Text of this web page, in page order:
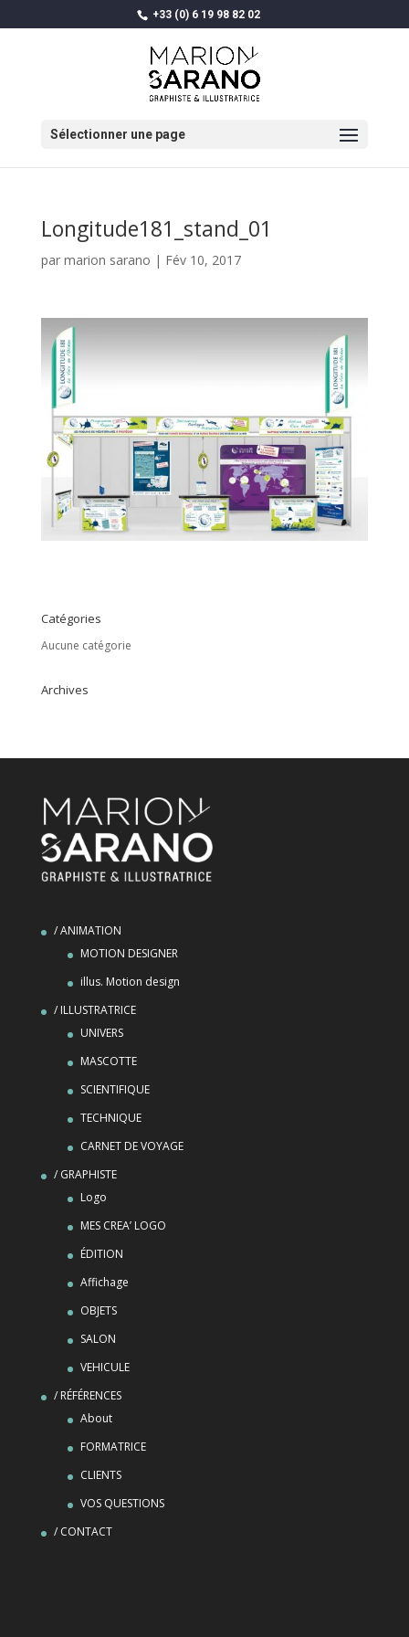
+33 (0) 6 19 98 82 02
Sélectionner une page
Longitude181_stand_01
par marion sarano | Fév 10, 2017
Catégories
Aucune catégorie
Archives
/ ANIMATION
MOTION DESIGNER
illus. Motion design
/ ILLUSTRATRICE
UNIVERS
MASCOTTE
SCIENTIFIQUE
TECHNIQUE
CARNET DE VOYAGE
/ GRAPHISTE
Logo
MES CREA’ LOGO
ÉDITION
Affichage
OBJETS
SALON
VEHICULE
/ RÉFÉRENCES
About
FORMATRICE
CLIENTS
VOS QUESTIONS
/ CONTACT